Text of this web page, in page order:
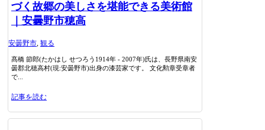
づく故郷の美しさを堪能できる美術館
｜安曇野市穂高
安曇野市, 観る
髙橋 節郎(たかはし せつろう1914年 - 2007年)氏は、長野県南安
曇郡北穂高村(現:安曇野市)出身の漆芸家です。 文化勲章受章者
で...
記事を読む